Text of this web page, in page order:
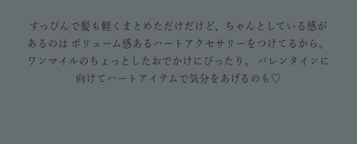
すっぴんで髪も軽くまとめただけだけど、ちゃんとしている感が
あるのは ボリューム感あるハートアクセサリーをつけてるから。
ワンマイルのちょっとしたおでかけにぴったり。 バレンタインに
向けてハートアイテムで気分をあげるのも♡